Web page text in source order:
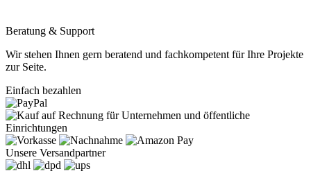
Beratung & Support
Wir stehen Ihnen gern beratend und fachkompetent für Ihre Projekte
zur Seite.
Einfach bezahlen
Unsere Versandpartner